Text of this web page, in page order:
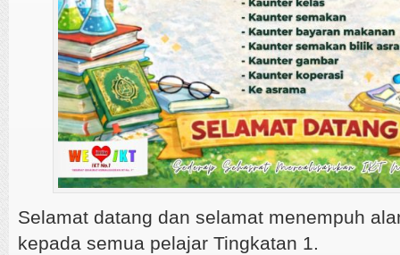
Selamat datang dan selamat menempuh
kepada semua pelajar Tingkatan 1.